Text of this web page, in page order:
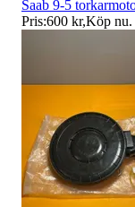
Saab 9-5
Pris:600 kr,Köp nu.